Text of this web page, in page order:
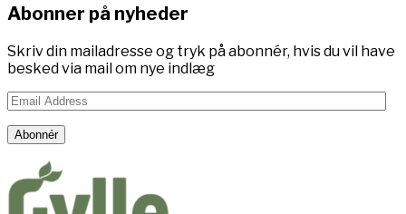
Abonner på nyheder
Skriv din mailadresse og tryk på abonnér, hvis du vil have
besked via mail om nye indlæg
Email
Address
Abonnér